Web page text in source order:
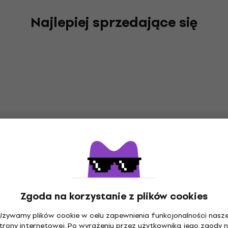
Zgoda na korzystanie z plików cookies
plików cookie w celu zapewnienia funkcjonalności
internetowej. Po wyrażeniu przez użytkownika jego zgody
Najlepiej sprzedające się